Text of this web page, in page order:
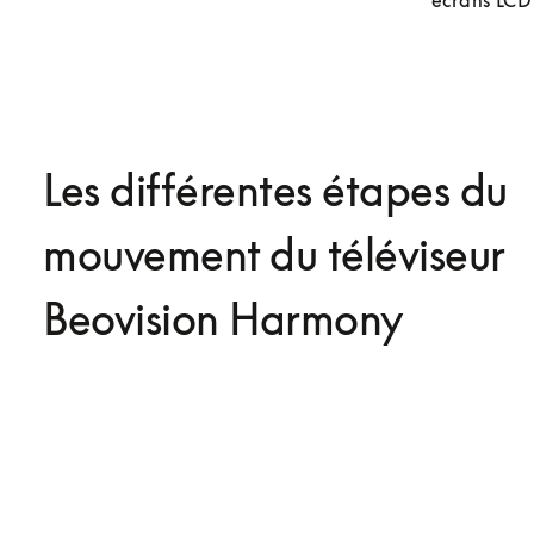
Les différentes étapes du
mouvement du téléviseur
Beovision Harmony